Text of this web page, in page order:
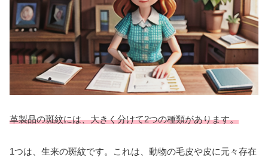
革製品の斑紋には、大きく分けて2つの種類があります。
1つは、生来の斑紋です。これは、動物の毛皮や皮に元々存在